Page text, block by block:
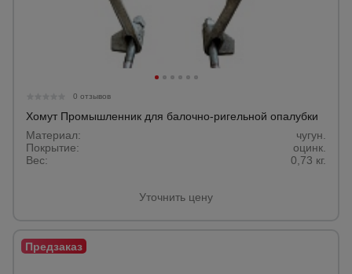
0 отзывов
Хомут Промышленник для балочно-ригельной опалубки
Материал:
чугун.
Покрытие:
оцинк.
Вес:
0,73 кг.
Уточнить цену